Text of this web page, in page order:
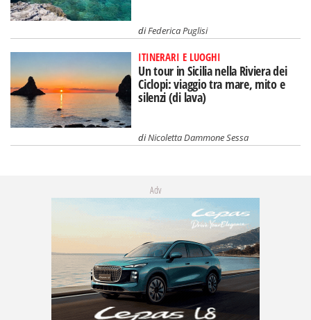
diFederica Puglisi
ITINERARI E LUOGHI
Un tour in Sicilia nella Riviera dei
Ciclopi: viaggio tra mare, mito e
silenzi (di lava)
diNicoletta Dammone Sessa
Adv